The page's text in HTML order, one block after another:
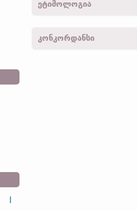
I
ეტიმოლოგია
კონკორდანსი